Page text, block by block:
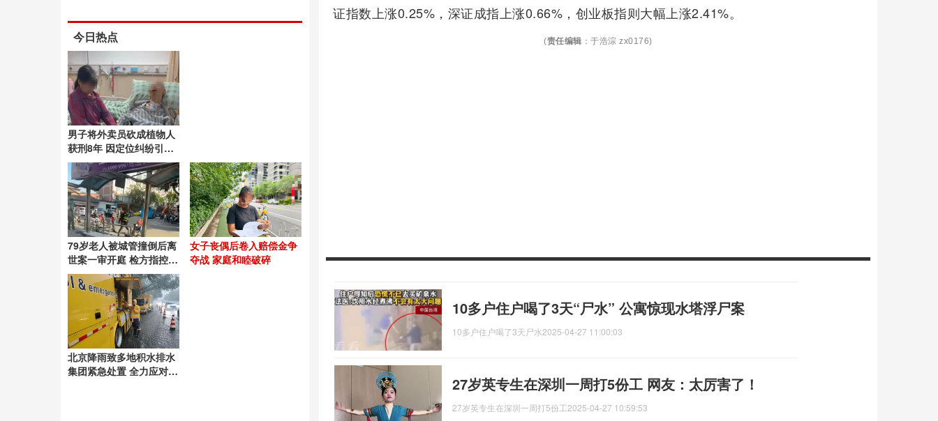
证指数上涨0.25%，深证成指上涨0.66%，创业板指则大幅上涨2.41%。
(责任编辑 ：于浩淙 zx0176)
10多户住户喝了3天“尸水” 公寓惊现水塔浮尸案
10多户住户喝了3天尸水2025-04-27 11:00:03
27岁英专生在深圳一周打5份工 网友：太厉害了！
27岁英专生在深圳一周打5份工2025-04-27 10:59:53
今日热点
男子将外卖员砍成植物人
获刑8年 因定位纠纷引发
悲剧
79岁老人被城管撞倒后离
世案一审开庭 检方指控故
意伤害罪
女子丧偶后卷入赔偿金争
夺战 家庭和睦破碎
北京降雨致多地积水排水
集团紧急处置 全力应对强